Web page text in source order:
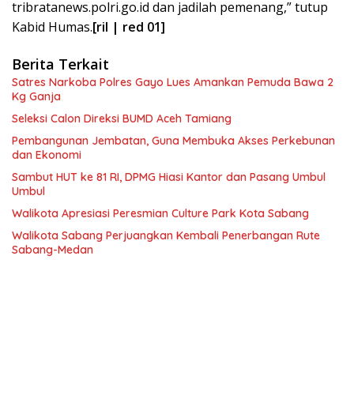
tribratanews.polri.go.id dan jadilah pemenang,” tutup
Kabid Humas.[ril | red 01]
Berita Terkait
Satres Narkoba Polres Gayo Lues Amankan Pemuda Bawa 2
Kg Ganja
Seleksi Calon Direksi BUMD Aceh Tamiang
Pembangunan Jembatan, Guna Membuka Akses Perkebunan
dan Ekonomi
Sambut HUT ke 81 RI, DPMG Hiasi Kantor dan Pasang Umbul
Umbul
Walikota Apresiasi Peresmian Culture Park Kota Sabang
Walikota Sabang Perjuangkan Kembali Penerbangan Rute
Sabang-Medan